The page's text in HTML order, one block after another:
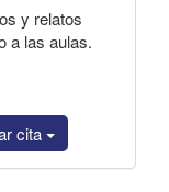
y relatos
a las aulas.
cita